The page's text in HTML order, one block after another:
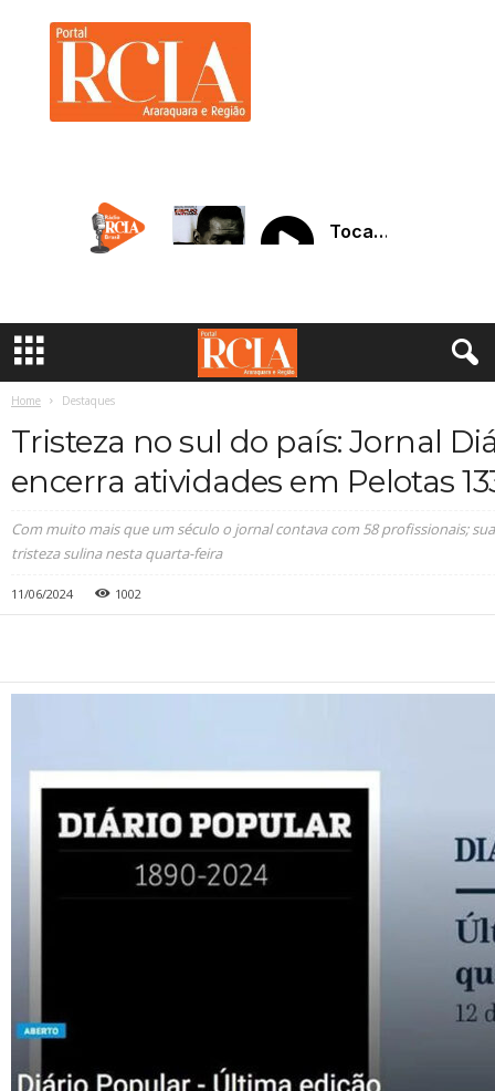
a
Home Destaques
Tristeza no sul do país: Jornal
encerra atividades em Pelotas
Com muito mais que um século o jornal contava com 58 profissionais;
tristeza sulina nesta quarta-feira
11/06/2024 1002